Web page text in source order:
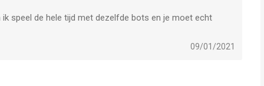
speel de hele tijd met dezelfde bots en je moet echt
09/01/2021